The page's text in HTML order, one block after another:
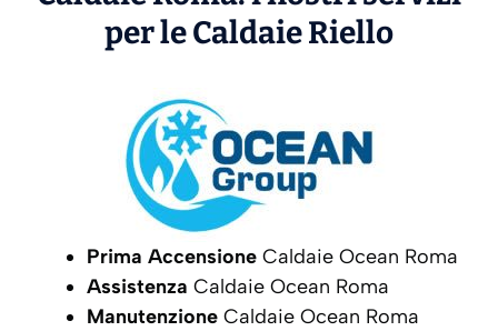
per le CaldaieRiello
Prima Accensione Caldaie Ocean Roma
Assistenza Caldaie Ocean Roma
Manutenzione Caldaie Ocean Roma